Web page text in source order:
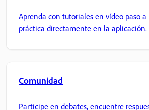
Aprenda con tutoriales en vídeo paso
práctica directamente en la aplicación.
Comunidad
Participe en debates, encuentre